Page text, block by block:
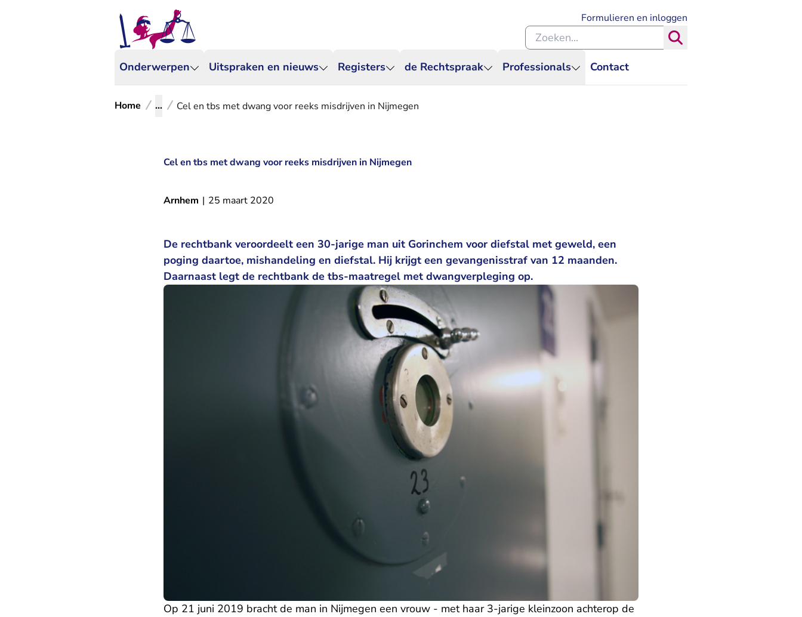
Onderwerpen Uitspraken en nieuws Registers de Rechtspraak Professionals Contact
Formulieren en inloggen
Zoeken binnen de Rechtspraak
Home ... Cel en tbs met dwang voor reeks misdrijven in Nijmegen
Cel en tbs met dwang voor reeks misdrijven in Nijmegen
Arnhem | 25 maart 2020
De rechtbank veroordeelt een 30-jarige man uit Gorinchem voor diefstal met geweld, een
poging daartoe, mishandeling en diefstal. Hij krijgt een gevangenisstraf van 12 maanden.
Daarnaast legt de rechtbank de tbs-maatregel met dwangverpleging op.
Op 21 juni 2019 bracht de man in Nijmegen een vrouw - met haar 3-jarige kleinzoon achterop de